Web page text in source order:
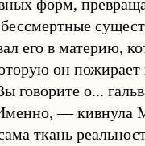
форм,
его в материю,
он пожирает
говорите о...
— кивнула
ткань